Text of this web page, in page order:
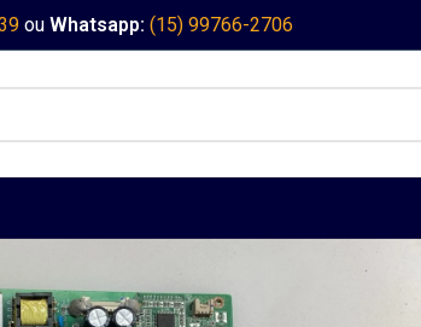
ou Whatsapp: (15) 99766-2706